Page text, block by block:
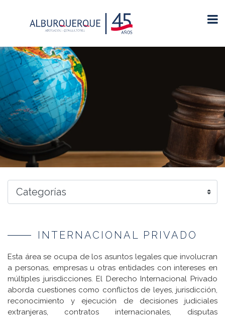
INTERNACIONAL PRIVADO
Esta área se ocupa de los asuntos legales que involucran
a personas, empresas u otras entidades con intereses en
múltiples jurisdicciones. El Derecho Internacional Privado
aborda cuestiones como conflictos de leyes, jurisdicción,
reconocimiento y ejecución de decisiones judiciales
extranjeras, contratos internacionales, disputas